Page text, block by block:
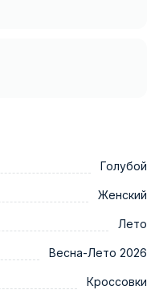
Голубой
Женский
Лето
Весна-Лето 2026
Кроссовки